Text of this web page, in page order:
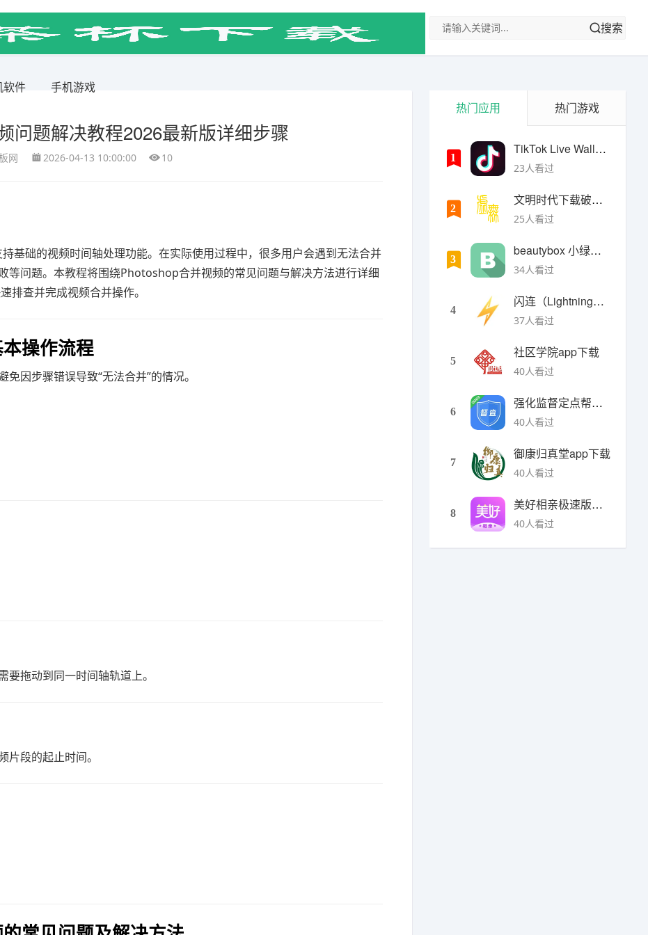
软件 手机游戏
搜索
问题解决教程2026最新版详细步骤
网 2026-04-13 10:00:00 10
基础的视频时间轴处理功能。在实际使用过程中，很多用户会遇到无法合并
等问题。本教程将围绕Photoshop合并视频的常见问题与解决方法进行详细
排查并完成视频合并操作。
操作流程
因步骤错误导致“无法合并”的情况。
拖动到同一时间轴轨道上。
段的起止时间。
热门应用 热门游戏
1
TikTok Live Wallpaper
23人看过
2
文明时代下载破解版无限金币最新版
25人看过
3
beautybox 小绿盒正版最新免费下载
34人看过
4
闪连（LightningX）加速器app
37人看过
5
社区学院app下载
40人看过
6
强化监督定点帮扶下载
40人看过
7
御康归真堂app下载
40人看过
8
美好相亲极速版下载
40人看过